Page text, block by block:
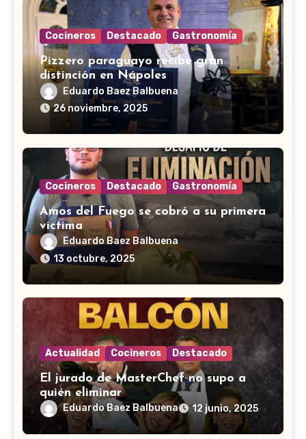
Cocineros Destacado Gastronomía
Pizzero paraguayo recibe gran
distinción en Nápoles
Eduardo Baez Balbuena
26 noviembre, 2025
Cocineros Destacado Gastronomía
Amos del Fuego se cobró a su primera
víctima
Eduardo Baez Balbuena
13 octubre, 2025
Actualidad Cocineros Destacado
El jurado de MasterChef no supo a
quién eliminar
Eduardo Baez Balbuena 12 junio, 2025